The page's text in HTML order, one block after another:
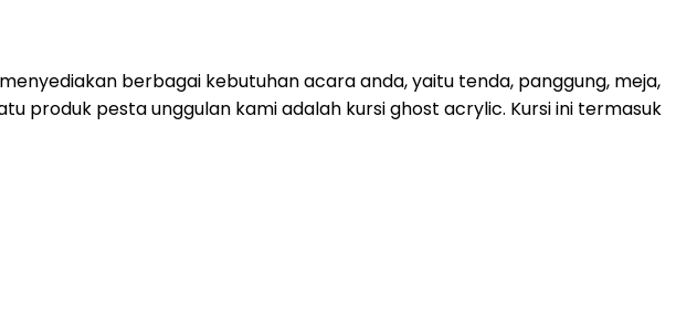
berbagai kebutuhan acara anda, yaitu tenda, panggung, meja,
produk pesta unggulan kami adalah kursi ghost acrylic. Kursi ini termasuk